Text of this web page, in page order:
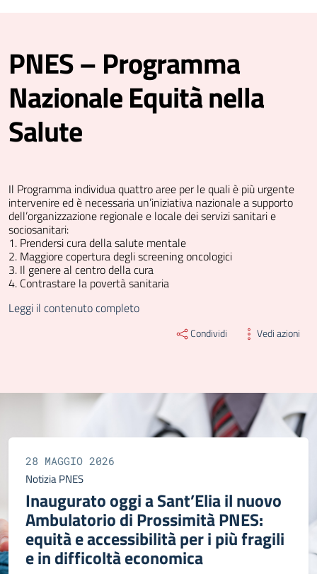
PNES – Programma
Nazionale Equità nella
Salute
Il Programma individua quattro aree per le quali è più urgente
intervenire ed è necessaria un’iniziativa nazionale a supporto
dell’organizzazione regionale e locale dei servizi sanitari e
sociosanitari:
1. Prendersi cura della salute mentale
2. Maggiore copertura degli screening oncologici
3. Il genere al centro della cura
4. Contrastare la povertà sanitaria
Leggi il contenuto completo
Condividi Vedi azioni
28 MAGGIO 2026
NotiziaPNES
Inaugurato oggi a Sant’Elia il nuovo
Ambulatorio di Prossimità PNES:
equità e accessibilità per i più fragili
e in difficoltà economica